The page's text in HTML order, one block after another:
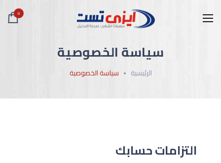
0
سياسة الخصوصية
الرئيسية سياسة الخصوصية
التزامات حسابك